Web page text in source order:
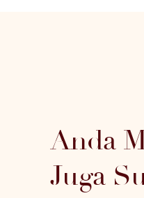
Anda
Juga